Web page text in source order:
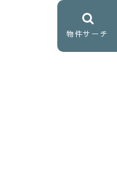
物件サーチ